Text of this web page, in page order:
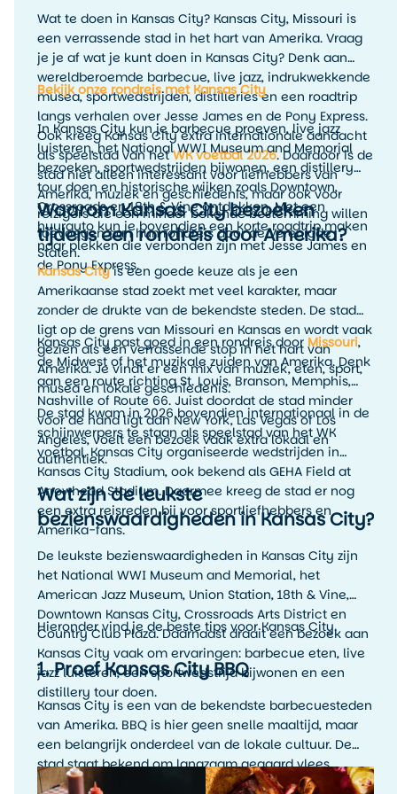
Wat te doen in Kansas City? Kansas City, Missouri is
een verrassende stad in het hart van Amerika. Vraag
je je af wat je kunt doen in Kansas City? Denk aan
wereldberoemde barbecue, live jazz, indrukwekkende
musea, sportwedstrijden, distilleries en een roadtrip
langs verhalen over Jesse James en de Pony Express.
Ook kreeg Kansas City extra internationale aandacht
als speelstad van hetWK voetbal 2026. Daardoor is de
stad niet alleen interessant voor liefhebbers van
Amerika, muziek en geschiedenis, maar ook voor
reizigers die een minder bekende bestemming willen
toevoegen aan hun rondreis door de Verenigde
Staten.
Bekijk onze rondreis met Kansas City
In Kansas City kun je barbecue proeven, live jazz
luisteren, het National WWI Museum and Memorial
bezoeken, sportwedstrijden bijwonen, een distillery
tour doen en historische wijken zoals Downtown,
Crossroads en 18th & Vine ontdekken. Met een
huurauto kun je bovendien een korte roadtrip maken
naar plekken die verbonden zijn met Jesse James en
de Pony Express.
Waarom Kansas City bezoeken
tijdens een rondreis door Amerika?
Kansas Cityis een goede keuze als je een
Amerikaanse stad zoekt met veel karakter, maar
zonder de drukte van de bekendste steden. De stad
ligt op de grens van Missouri en Kansas en wordt vaak
gezien als een verrassende stop in het hart van
Amerika. Je vindt er een mix van muziek, eten, sport,
musea en lokale geschiedenis.
Kansas City past goed in een rondreis door Missouri,
de Midwest of het muzikale zuiden van Amerika. Denk
aan een route richting St. Louis, Branson, Memphis,
Nashville of Route 66. Juist doordat de stad minder
voor de hand ligt dan New York, Las Vegas of Los
Angeles, voelt een bezoek vaak extra lokaal en
authentiek.
De stad kwam in 2026 bovendien internationaal in de
schijnwerpers te staan als speelstad van het WK
voetbal. Kansas City organiseerde wedstrijden in
Kansas City Stadium, ook bekend als GEHA Field at
Arrowhead Stadium. Daarmee kreeg de stad er nog
een extra reisreden bij voor sportliefhebbers en
Amerika-fans.
Wat zijn de leukste
bezienswaardigheden in Kansas City?
De leukste bezienswaardigheden in Kansas City zijn
het National WWI Museum and Memorial, het
American Jazz Museum, Union Station, 18th & Vine,
Downtown Kansas City, Crossroads Arts District en
Country Club Plaza. Daarnaast draait een bezoek aan
Kansas City vaak om ervaringen: barbecue eten, live
jazz luisteren, een sportwedstrijd bijwonen en een
distillery tour doen.
Hieronder vind je de beste tips voor Kansas City.
1. Proef Kansas City BBQ
Kansas City is een van de bekendste barbecuesteden
van Amerika. BBQ is hier geen snelle maaltijd, maar
een belangrijk onderdeel van de lokale cultuur. De
stad staat bekend om langzaam gegaard vlees,
rokerige smaken, rijke sauzen en veel variatie. Denk